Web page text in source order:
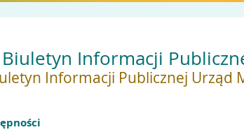
Biuletyn Informacji
Informacji Publicznej Urząd